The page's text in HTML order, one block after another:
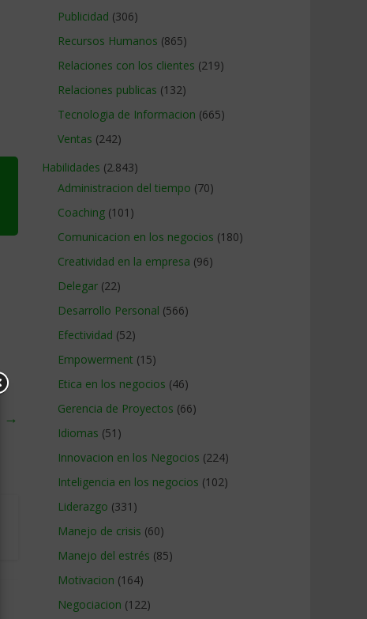
→
Publicidad (306)
Recursos Humanos (865)
Relaciones con los clientes (219)
Relaciones publicas (132)
Tecnologia de Informacion (665)
Ventas (242)
Habilidades (2.843)
Administracion del tiempo (70)
Coaching (101)
Comunicacion en los negocios (180)
Creatividad en la empresa (96)
Delegar (22)
Desarrollo Personal (566)
Efectividad (52)
Empowerment (15)
Etica en los negocios (46)
Gerencia de Proyectos (66)
Idiomas (51)
Innovacion en los Negocios (224)
Inteligencia en los negocios (102)
Liderazgo (331)
Manejo de crisis (60)
Manejo del estrés (85)
Motivacion (164)
Negociacion (122)